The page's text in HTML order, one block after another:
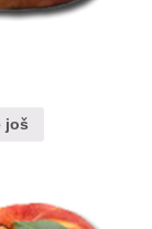
još